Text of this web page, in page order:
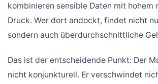
kombinieren sensible Daten mit hohem
Druck. Wer dort andockt, findet nicht
sondern auch überdurchschnittliche
Das ist der entscheidende Punkt: Der
nicht konjunkturell. Er verschwindet